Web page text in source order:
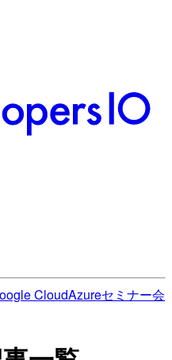
CloudAzureセミナー会